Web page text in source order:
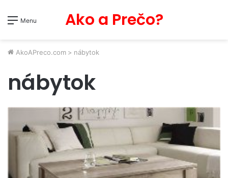
Menu Ako a Prečo?
AkoAPreco.com > nábytok
nábytok